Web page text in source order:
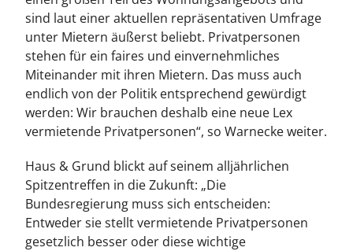
sind laut einer aktuellen repräsentativen Umfrage
unter Mietern äußerst beliebt. Privatpersonen
stehen für ein faires und einvernehmliches
Miteinander mit ihren Mietern. Das muss auch
endlich von der Politik entsprechend gewürdigt
werden: Wir brauchen deshalb eine neue Lex
vermietende Privatpersonen“, so Warnecke weiter.
Haus & Grund blickt auf seinem alljährlichen
Spitzentreffen in die Zukunft: „Die
Bundesregierung muss sich entscheiden:
Entweder sie stellt vermietende Privatpersonen
gesetzlich besser oder diese wichtige